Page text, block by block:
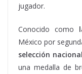
jugador.
Conocido como
México por
selección
una medalla de